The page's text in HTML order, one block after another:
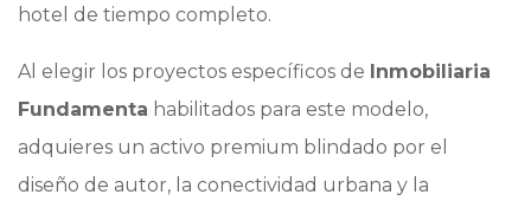
hotel de tiempo completo.
Al elegir los proyectos específicos de Inmobiliaria
Fundamenta habilitados para este modelo,
adquieres un activo premium blindado por el
diseño de autor, la conectividad urbana y la